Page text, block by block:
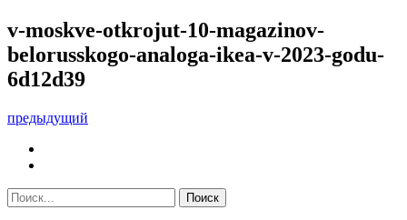
v-moskve-otkrojut-10-magazinov-
belorusskogo-analoga-ikea-v-2023-godu-
6d12d39
предыдущий